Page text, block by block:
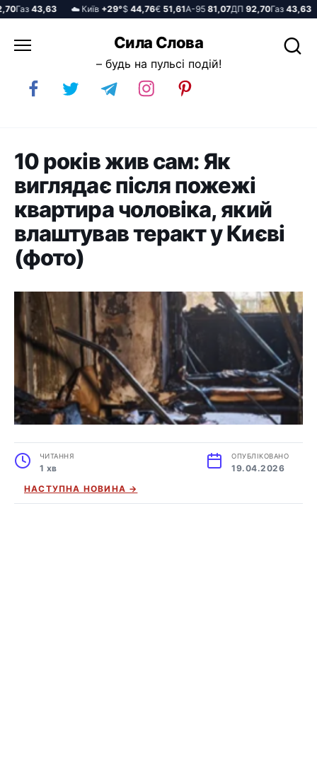
Газ43,63 ☁️ Київ+29°$44,76€51,61А-9581,07ДП92,70Газ43,63
до
Сила Слова
– будь на пульсі подій!
10 років жив сам: Як
виглядає після пожежі
квартира чоловіка, який
влаштував теракт у Києві
(фото)
ЧИТАННЯ
1 хв
ОПУБЛІКОВАНО
19.04.2026
НАСТУПНА НОВИНА →